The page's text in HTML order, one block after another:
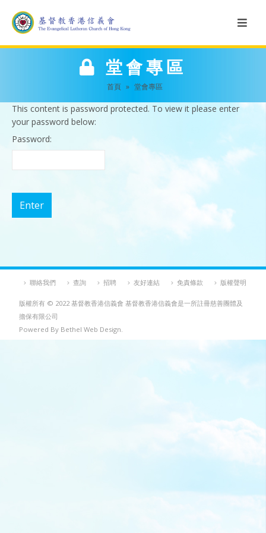
堂會專區
首頁 » 堂會專區
This content is password protected. To view it please enter
your password below:
Password:
聯絡我們 查詢 招聘 友好連結 免責條款 版權聲明
版權所有 © 2022 基督教香港信義會 基督教香港信義會是一所註冊慈善團體及
擔保有限公司
Powered By Bethel Web Design.